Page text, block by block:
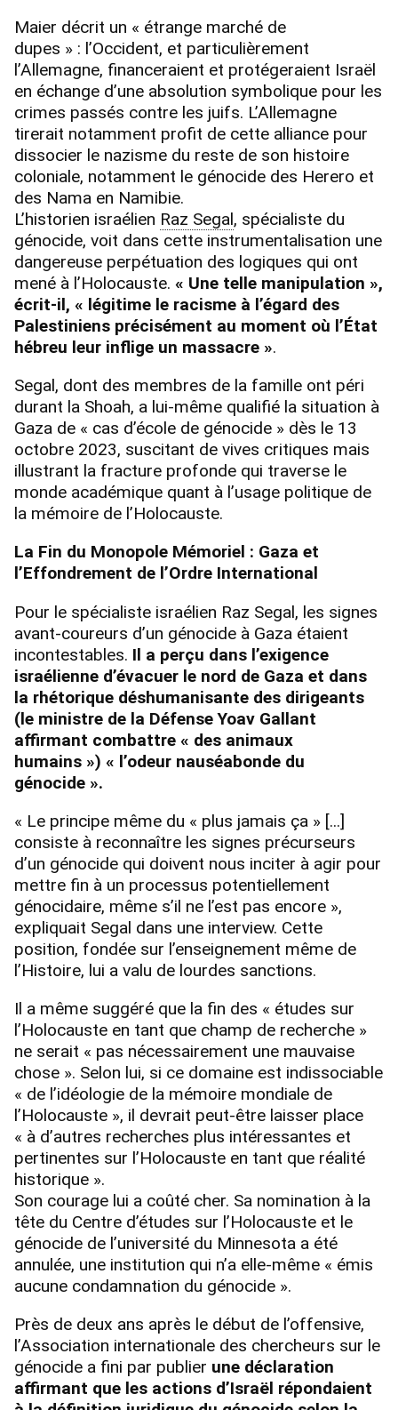
Maier décrit un « étrange marché de
dupes » : l’Occident, et particulièrement
l’Allemagne, financeraient et protégeraient Israël
en échange d’une absolution symbolique pour les
crimes passés contre les juifs. L’Allemagne
tirerait notamment profit de cette alliance pour
dissocier le nazisme du reste de son histoire
coloniale, notamment le génocide des Herero et
des Nama en Namibie.
L’historien israélien Raz Segal, spécialiste du
génocide, voit dans cette instrumentalisation une
dangereuse perpétuation des logiques qui ont
mené à l’Holocauste. « Une telle manipulation »,
écrit-il, « légitime le racisme à l’égard des
Palestiniens précisément au moment où l’État
hébreu leur inflige un massacre ».
Segal, dont des membres de la famille ont péri
durant la Shoah, a lui-même qualifié la situation à
Gaza de « cas d’école de génocide » dès le 13
octobre 2023, suscitant de vives critiques mais
illustrant la fracture profonde qui traverse le
monde académique quant à l’usage politique de
la mémoire de l’Holocauste.
La Fin du Monopole Mémoriel : Gaza et
l’Effondrement de l’Ordre International
Pour le spécialiste israélien Raz Segal, les signes
avant-coureurs d’un génocide à Gaza étaient
incontestables. Il a perçu dans l’exigence
israélienne d’évacuer le nord de Gaza et dans
la rhétorique déshumanisante des dirigeants
(le ministre de la Défense Yoav Gallant
affirmant combattre « des animaux
humains ») « l’odeur nauséabonde du
génocide ».
« Le principe même du « plus jamais ça » [...]
consiste à reconnaître les signes précurseurs
d’un génocide qui doivent nous inciter à agir pour
mettre fin à un processus potentiellement
génocidaire, même s’il ne l’est pas encore »,
expliquait Segal dans une interview. Cette
position, fondée sur l’enseignement même de
l’Histoire, lui a valu de lourdes sanctions.
Il a même suggéré que la fin des « études sur
l’Holocauste en tant que champ de recherche »
ne serait « pas nécessairement une mauvaise
chose ». Selon lui, si ce domaine est indissociable
« de l’idéologie de la mémoire mondiale de
l’Holocauste », il devrait peut-être laisser place
« à d’autres recherches plus intéressantes et
pertinentes sur l’Holocauste en tant que réalité
historique ».
Son courage lui a coûté cher. Sa nomination à la
tête du Centre d’études sur l’Holocauste et le
génocide de l’université du Minnesota a été
annulée, une institution qui n’a elle-même « émis
aucune condamnation du génocide ».
Près de deux ans après le début de l’offensive,
l’Association internationale des chercheurs sur le
génocide a fini par publier une déclaration
affirmant que les actions d’Israël répondaient